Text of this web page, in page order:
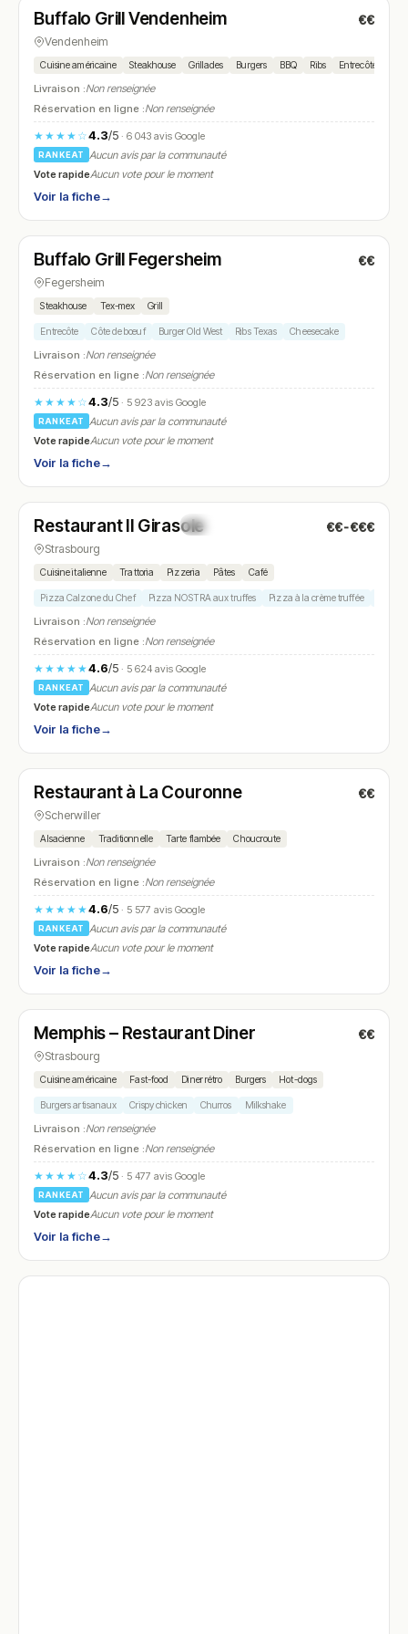
N° 24
Buffalo Grill Vendenheim €€
Vendenheim
Cuisine américaine Steakhouse Grillades Burgers BBQ Ribs Entrecôte
Livraison :Non renseignée
Réservation en ligne :Non renseignée
★★★★☆4.3/5· 6 043 avis Google
RANKEAT
Aucun avis par la communauté
Vote rapideAucun vote pour le moment
Voir la fiche→
N° 25
Buffalo Grill Fegersheim €€
Fegersheim
Steakhouse Tex-mex Grill
Entrecôte Côte de bœuf Burger Old West Ribs Texas Cheesecake
Livraison :Non renseignée
Réservation en ligne :Non renseignée
★★★★☆4.3/5· 5 923 avis Google
RANKEAT
Aucun avis par la communauté
Vote rapideAucun vote pour le moment
Voir la fiche→
N° 26
Restaurant Il Girasole €€-€€€
Strasbourg
Cuisine italienne Trattoria Pizzeria Pâtes Café
Pizza Calzone du Chef Pizza NOSTRA aux truffes Pizza à la crème truffée
Livraison :Non renseignée
Réservation en ligne :Non renseignée
★★★★★4.6/5· 5 624 avis Google
RANKEAT
Aucun avis par la communauté
Vote rapideAucun vote pour le moment
Voir la fiche→
N° 27
Restaurant à La Couronne €€
Scherwiller
Alsacienne Traditionnelle Tarte flambée Choucroute
Livraison :Non renseignée
Réservation en ligne :Non renseignée
★★★★★4.6/5· 5 577 avis Google
RANKEAT
Aucun avis par la communauté
Vote rapideAucun vote pour le moment
Voir la fiche→
N° 28
Memphis – Restaurant Diner €€
Strasbourg
Cuisine américaine Fast-food Diner rétro Burgers Hot-dogs
Burgers artisanaux Crispy chicken Churros Milkshake
Livraison :Non renseignée
Réservation en ligne :Non renseignée
★★★★☆4.3/5· 5 477 avis Google
RANKEAT
Aucun avis par la communauté
Vote rapideAucun vote pour le moment
Voir la fiche→